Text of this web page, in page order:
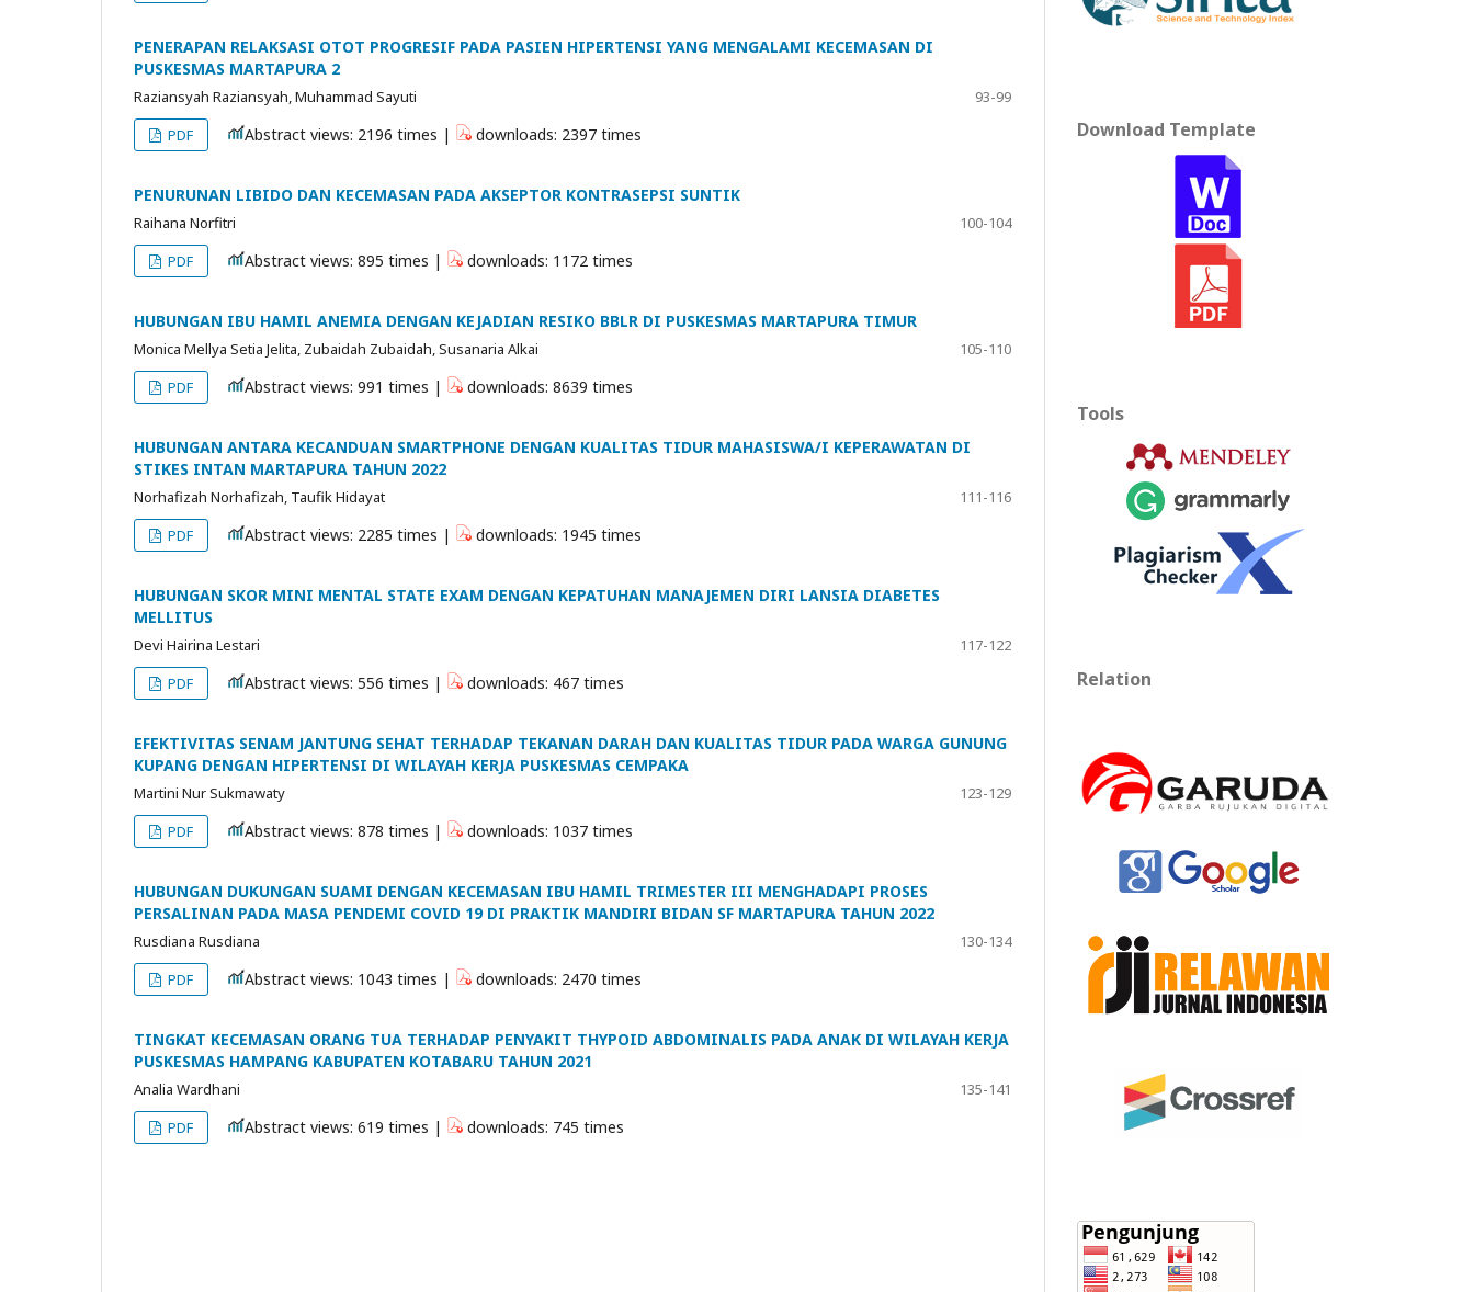
PENERAPAN RELAKSASI OTOT PROGRESIF PADA PASIEN HIPERTENSI YANG MENGALAMI KECEMASAN DI
PUSKESMAS MARTAPURA 2
Raziansyah Raziansyah, Muhammad Sayuti
93-99
PDF
Abstract views: 2196 times | downloads: 2397 times
PENURUNAN LIBIDO DAN KECEMASAN PADA AKSEPTOR KONTRASEPSI SUNTIK
Raihana Norfitri
100-104
PDF
Abstract views: 895 times | downloads: 1172 times
HUBUNGAN IBU HAMIL ANEMIA DENGAN KEJADIAN RESIKO BBLR DI PUSKESMAS MARTAPURA TIMUR
Monica Mellya Setia Jelita, Zubaidah Zubaidah, Susanaria Alkai
105-110
PDF
Abstract views: 991 times | downloads: 8639 times
HUBUNGAN ANTARA KECANDUAN SMARTPHONE DENGAN KUALITAS TIDUR MAHASISWA/I KEPERAWATAN DI
STIKES INTAN MARTAPURA TAHUN 2022
Norhafizah Norhafizah, Taufik Hidayat
111-116
PDF
Abstract views: 2285 times | downloads: 1945 times
HUBUNGAN SKOR MINI MENTAL STATE EXAM DENGAN KEPATUHAN MANAJEMEN DIRI LANSIA DIABETES
MELLITUS
Devi Hairina Lestari
117-122
PDF
Abstract views: 556 times | downloads: 467 times
EFEKTIVITAS SENAM JANTUNG SEHAT TERHADAP TEKANAN DARAH DAN KUALITAS TIDUR PADA WARGA GUNUNG
KUPANG DENGAN HIPERTENSI DI WILAYAH KERJA PUSKESMAS CEMPAKA
Martini Nur Sukmawaty
123-129
PDF
Abstract views: 878 times | downloads: 1037 times
HUBUNGAN DUKUNGAN SUAMI DENGAN KECEMASAN IBU HAMIL TRIMESTER III MENGHADAPI PROSES
PERSALINAN PADA MASA PENDEMI COVID 19 DI PRAKTIK MANDIRI BIDAN SF MARTAPURA TAHUN 2022
Rusdiana Rusdiana
130-134
PDF
Abstract views: 1043 times | downloads: 2470 times
TINGKAT KECEMASAN ORANG TUA TERHADAP PENYAKIT THYPOID ABDOMINALIS PADA ANAK DI WILAYAH KERJA
PUSKESMAS HAMPANG KABUPATEN KOTABARU TAHUN 2021
Analia Wardhani
135-141
PDF
Abstract views: 619 times | downloads: 745 times
Download Template
Tools
Relation